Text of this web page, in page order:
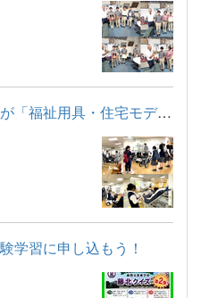
園芸福祉コースの生徒たちが「福祉用具・住宅モデルルーム見学」...
学習に申し込もう！